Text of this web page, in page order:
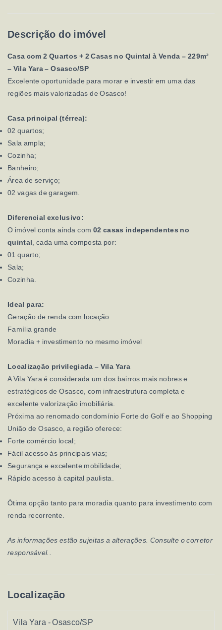
Descrição do imóvel
Casa com 2 Quartos + 2 Casas no Quintal à Venda – 229m²
– Vila Yara – Osasco/SP
Excelente oportunidade para morar e investir em uma das
regiões mais valorizadas de Osasco!
Casa principal (térrea):
02 quartos;
Sala ampla;
Cozinha;
Banheiro;
Área de serviço;
02 vagas de garagem.
Diferencial exclusivo:
O imóvel conta ainda com 02 casas independentes no
quintal , cada uma composta por:
01 quarto;
Sala;
Cozinha.
Ideal para:
Geração de renda com locação
Família grande
Moradia + investimento no mesmo imóvel
Localização privilegiada – Vila Yara
A Vila Yara é considerada um dos bairros mais nobres e
estratégicos de Osasco, com infraestrutura completa e
excelente valorização imobiliária.
Próxima ao renomado condomínio Forte do Golf e ao Shopping
União de Osasco, a região oferece:
Forte comércio local;
Fácil acesso às principais vias;
Segurança e excelente mobilidade;
Rápido acesso à capital paulista.
Ótima opção tanto para moradia quanto para investimento com
renda recorrente.
As informações estão sujeitas a alterações. Consulte o corretor
responsável..
Localização
Vila Yara - Osasco/SP